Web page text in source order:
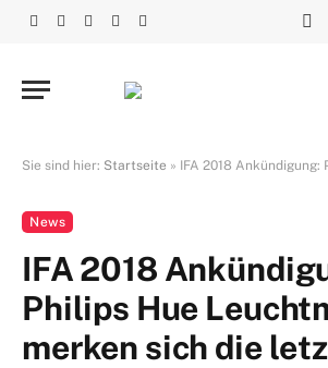
Facebook
X
RSSInstagram
YouTube
Sie sind hier: Startseite » IFA 2018 Ankündigung: Philips Hue
News
IFA 2018
Philips Hue
merken sich die